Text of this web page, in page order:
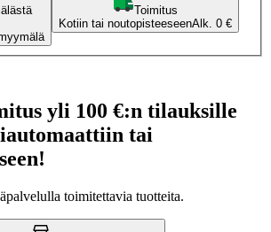
Toimitus
Kotiin tai noutopisteeseenAlk. 0 €
yli 100 €:n tilauksille
tai
toimitettavia tuotteita.